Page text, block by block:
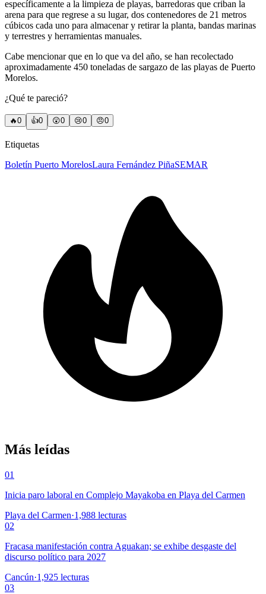
específicamente a la limpieza de playas, barredoras que criban la
arena para que regrese a su lugar, dos contenedores de 21 metros
cúbicos cada uno para almacenar y retirar la planta, bandas marinas
y terrestres y herramientas manuales.
Cabe mencionar que en lo que va del año, se han recolectado
aproximadamente 450 toneladas de sargazo de las playas de Puerto
Morelos.
¿Qué te pareció?
🔥0 👍0 😲0 😢0 😠0
Etiquetas
Boletín Puerto MorelosLaura Fernández PiñaSEMAR
Más leídas
01
Inicia paro laboral en Complejo Mayakoba en Playa del Carmen
Playa del Carmen·1,988 lecturas
02
Fracasa manifestación contra Aguakan; se exhibe desgaste del
discurso político para 2027
Cancún·1,925 lecturas
03